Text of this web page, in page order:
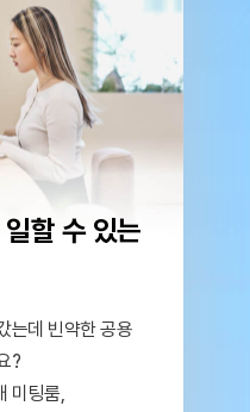
할 수 있는
는데 빈약한 공용
?
미팅룸,